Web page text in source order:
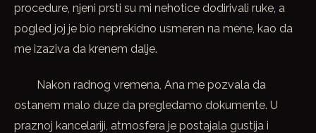
procedure, njeni prsti su mi nehotice dodirivali ruke, a
pogled joj je bio neprekidno usmeren na mene, kao da
me izaziva da krenem dalje.
Nakon radnog vremena, Ana me pozvala da
ostanem malo duze da pregledamo dokumente. U
praznoj kancelariji, atmosfera je postajala gustija i